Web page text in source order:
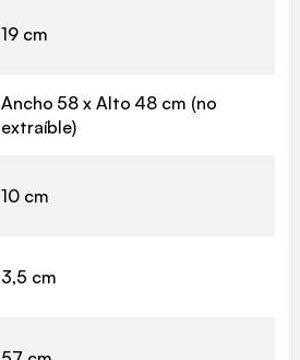
19 cm
Ancho 58 x Alto 48 cm (no
extraíble)
10 cm
3,5 cm